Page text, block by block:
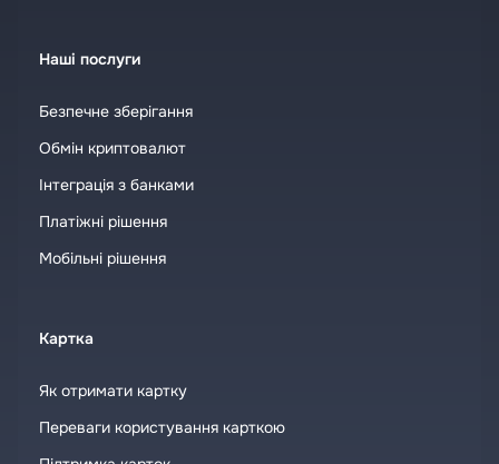
Наші послуги
Безпечне зберігання
Обмін криптовалют
Інтеграція з банками
Платіжні рішення
Мобільні рішення
Картка
Як отримати картку
Переваги користування карткою